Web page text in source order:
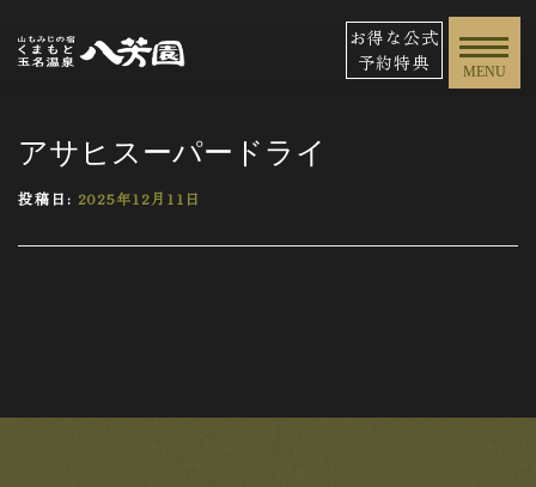
お得な公式
予約特典
MENU
アサヒスーパードライ
投稿日: 2025年12月11日